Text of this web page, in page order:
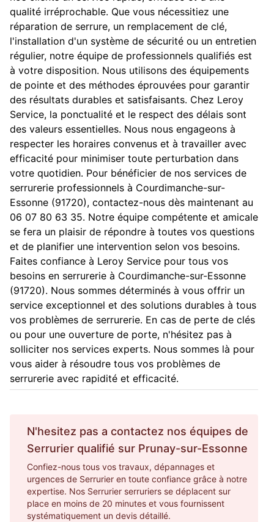
qualité irréprochable. Que vous nécessitiez une
réparation de serrure, un remplacement de clé,
l'installation d'un système de sécurité ou un entretien
régulier, notre équipe de professionnels qualifiés est
à votre disposition. Nous utilisons des équipements
de pointe et des méthodes éprouvées pour garantir
des résultats durables et satisfaisants. Chez Leroy
Service, la ponctualité et le respect des délais sont
des valeurs essentielles. Nous nous engageons à
respecter les horaires convenus et à travailler avec
efficacité pour minimiser toute perturbation dans
votre quotidien. Pour bénéficier de nos services de
serrurerie professionnels à Courdimanche-sur-
Essonne (91720), contactez-nous dès maintenant au
06 07 80 63 35. Notre équipe compétente et amicale
se fera un plaisir de répondre à toutes vos questions
et de planifier une intervention selon vos besoins.
Faites confiance à Leroy Service pour tous vos
besoins en serrurerie à Courdimanche-sur-Essonne
(91720). Nous sommes déterminés à vous offrir un
service exceptionnel et des solutions durables à tous
vos problèmes de serrurerie. En cas de perte de clés
ou pour une ouverture de porte, n'hésitez pas à
solliciter nos services experts. Nous sommes là pour
vous aider à résoudre tous vos problèmes de
serrurerie avec rapidité et efficacité.
N'hesitez pas a contactez nos équipes de
Serrurier qualifié sur Prunay-sur-Essonne
Confiez-nous tous vos travaux, dépannages et
urgences de Serrurier en toute confiance grâce à notre
expertise. Nos Serrurier serruriers se déplacent sur
place en moins de 20 minutes et vous fournissent
systématiquement un devis détaillé.